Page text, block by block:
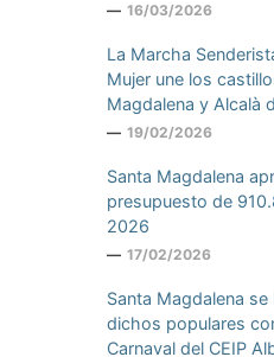
16/03/2026
La Marcha
Mujer une los
Magdalena y Alcalà
19/02/2026
Santa Magdalena
presupuesto de
2026
17/02/2026
Santa Magdalena
dichos populares
Carnaval del CEIP